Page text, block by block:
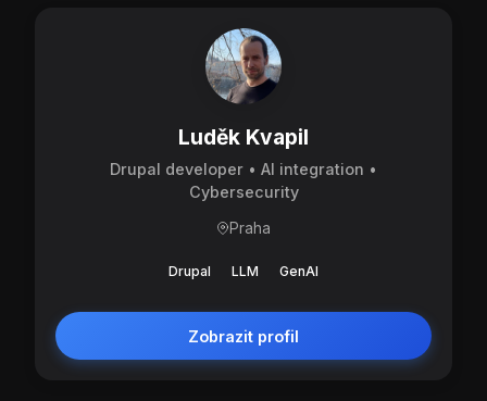
Luděk Kvapil
Drupal developer • AI integration •
Cybersecurity
Praha
Drupal LLM GenAI
Zobrazit profil